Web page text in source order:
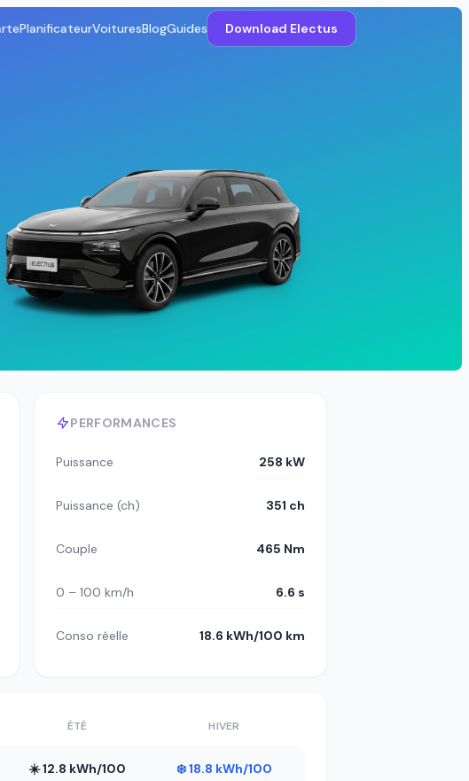
PlanificateurVoituresBlogGuides Download Electus
PERFORMANCES
Puissance 258 kW
Puissance (ch) 351 ch
Couple 465 Nm
0 – 100 km/h 6.6 s
Conso réelle 18.6 kWh/100 km
ÉTÉ HIVER
☀️ 12.8 kWh/100 ❄️ 18.8 kWh/100